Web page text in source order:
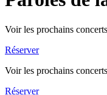
Voir les prochains
Réserver
Voir les prochains
Réserver